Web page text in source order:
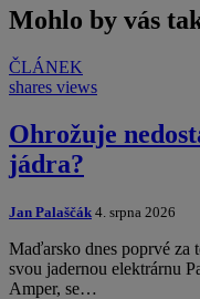
Mohlo by vás
ČLÁNEK
shares views
Ohrožuje
jádra?
Jan Palaščák 4. srpna 2026
Maďarsko dnes poprvé za
svou jadernou elektrárnu
Amper, se…